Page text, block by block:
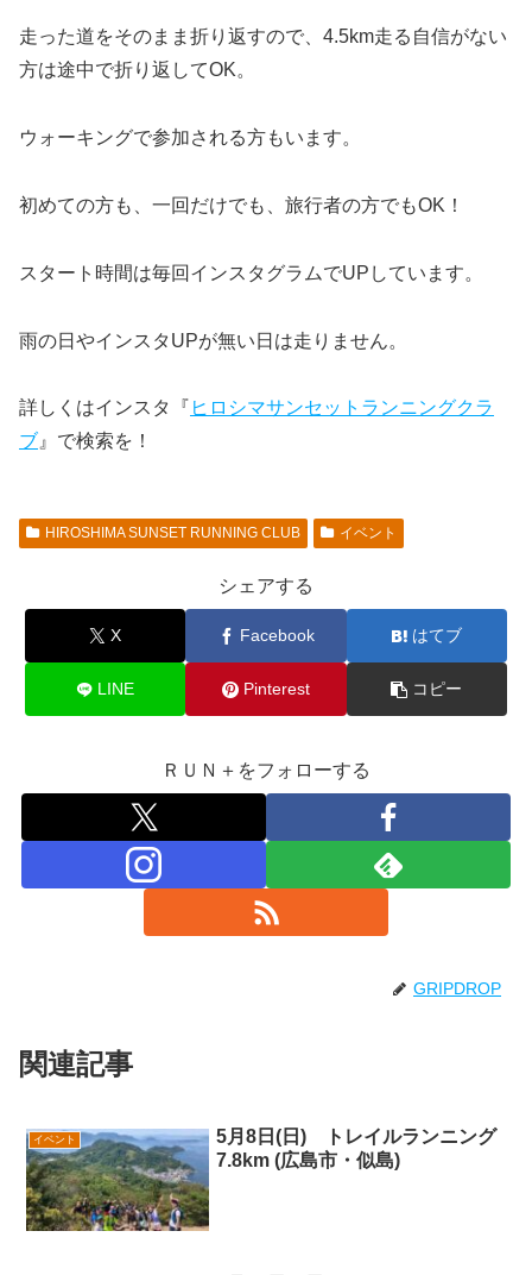
走った道をそのまま折り返すので、4.5km走る自信がない
方は途中で折り返してOK。
ウォーキングで参加される方もいます。
初めての方も、一回だけでも、旅行者の方でもOK！
スタート時間は毎回インスタグラムでUPしています。
雨の日やインスタUPが無い日は走りません。
詳しくはインスタ『 ヒロシマサンセットランニングクラ
ブ 』で検索を！
HIROSHIMA SUNSET RUNNING CLUB イベント
シェアする
X Facebook はてブ
LINE Pinterest コピー
ＲＵＮ＋をフォローする
GRIPDROP
関連記事
イベント
5月8日(日) トレイルランニング
7.8km (広島市・似島)